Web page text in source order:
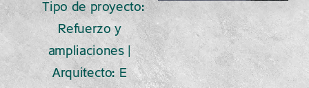
Tipo de proyecto:
Refuerzo y
ampliaciones |
Arquitecto: E